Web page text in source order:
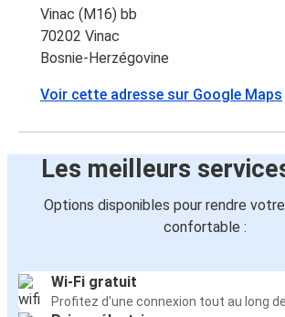
Vinac (M16) bb
70202 Vinac
Bosnie-Herzégovine
Voir cette adresse sur Google Maps
Les meilleurs
Options disponibles pour rendre
confortable :
Wi-Fi gratuit
Profitez d'une connexion tout au long